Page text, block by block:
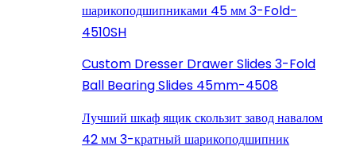
шарикоподшипниками 45 мм 3-Fold-
4510SH
Custom Dresser Drawer Slides 3-Fold
Ball Bearing Slides 45mm-4508
Лучший шкаф ящик скользит завод навалом
42 мм 3-кратный шарикоподшипник